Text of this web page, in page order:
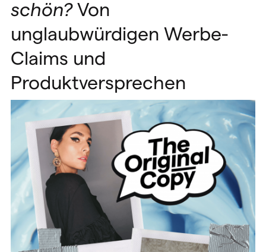
schön?Von
unglaubwürdigen Werbe-
Claims und
Produktversprechen